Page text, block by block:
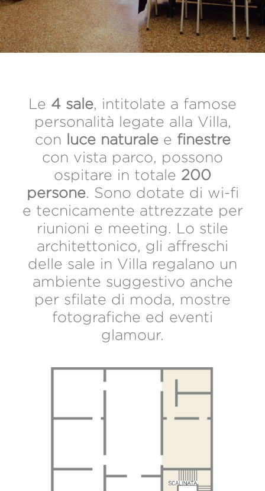
Le 4 sale, intitolate a famose
personalità legate alla Villa,
con
luce naturale e finestre
con vista parco, possono
ospitare in totale 200
persone. Sono dotate di wi-fi
e tecnicamente attrezzate per
riunioni e meeting. Lo stile
architettonico, gli affreschi
delle sale in Villa regalano un
ambiente suggestivo anche
per sfilate di moda, mostre
fotografiche ed eventi
glamour.